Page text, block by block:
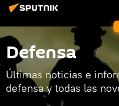
Defensa
Últimas noticias e
defensa y todas las